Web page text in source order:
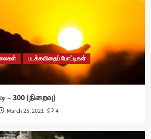
படக்கவிதைப் போட்டிகள்
– 300 (நிறைவு)
March 25, 2021 4